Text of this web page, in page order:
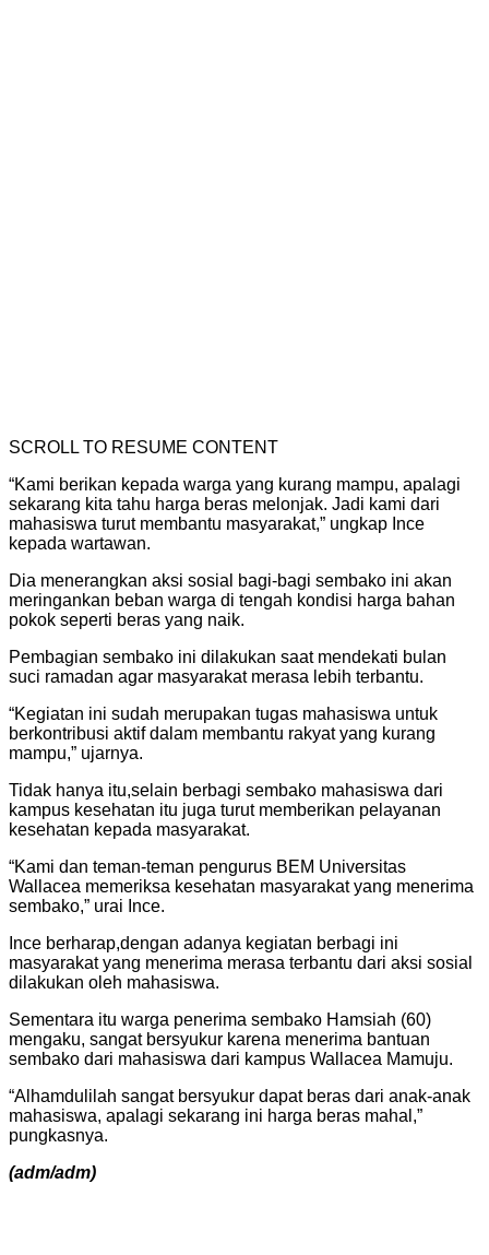
SCROLL TO RESUME CONTENT
“Kami berikan kepada warga yang kurang mampu, apalagi
sekarang kita tahu harga beras melonjak. Jadi kami dari
mahasiswa turut membantu masyarakat,” ungkap Ince
kepada wartawan.
Dia menerangkan aksi sosial bagi-bagi sembako ini akan
meringankan beban warga di tengah kondisi harga bahan
pokok seperti beras yang naik.
Pembagian sembako ini dilakukan saat mendekati bulan
suci ramadan agar masyarakat merasa lebih terbantu.
“Kegiatan ini sudah merupakan tugas mahasiswa untuk
berkontribusi aktif dalam membantu rakyat yang kurang
mampu,” ujarnya.
Tidak hanya itu,selain berbagi sembako mahasiswa dari
kampus kesehatan itu juga turut memberikan pelayanan
kesehatan kepada masyarakat.
“Kami dan teman-teman pengurus BEM Universitas
Wallacea memeriksa kesehatan masyarakat yang menerima
sembako,” urai Ince.
Ince berharap,dengan adanya kegiatan berbagi ini
masyarakat yang menerima merasa terbantu dari aksi sosial
dilakukan oleh mahasiswa.
Sementara itu warga penerima sembako Hamsiah (60)
mengaku, sangat bersyukur karena menerima bantuan
sembako dari mahasiswa dari kampus Wallacea Mamuju.
“Alhamdulilah sangat bersyukur dapat beras dari anak-anak
mahasiswa, apalagi sekarang ini harga beras mahal,”
pungkasnya.
(adm/adm)